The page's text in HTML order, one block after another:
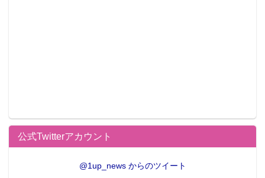
公式Twitterアカウント
@1up_news からのツイート